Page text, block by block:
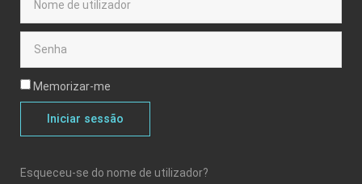
Memorizar-me
Iniciar sessão
Esqueceu-se do nome de utilizador?